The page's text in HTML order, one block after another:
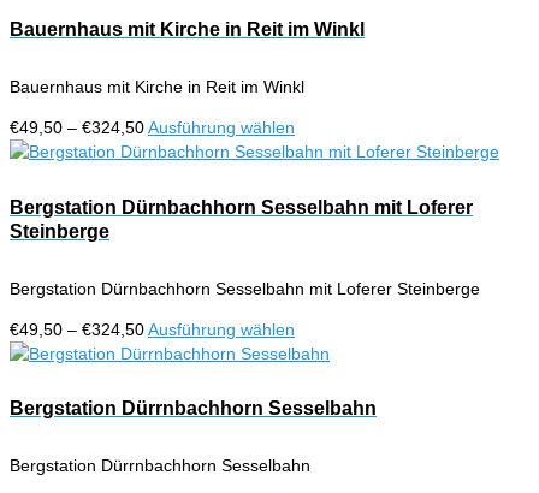
€324,50
mehrere
Die
können
auf
Produktseite
Bauernhaus mit Kirche in Reit im Winkl
Bauernhaus mit Kirche in Reit im Winkl
€49,50 – €324,50Preisspanne:
€49,50
€324,50
Ausführung wählen
Produkt
mehrere
Varianten
Optionen
auf
der
gewählt
Bergstation Dürnbachhorn Sesselbahn mit Loferer
Steinberge
Bergstation Dürnbachhorn Sesselbahn mit Loferer Steinberge
€49,50 – €324,50Preisspanne:
€49,50
€324,50
Ausführung wählen
Produkt
mehrere
Varianten
Die
Bergstation Dürrnbachhorn Sesselbahn
Bergstation Dürrnbachhorn Sesselbahn